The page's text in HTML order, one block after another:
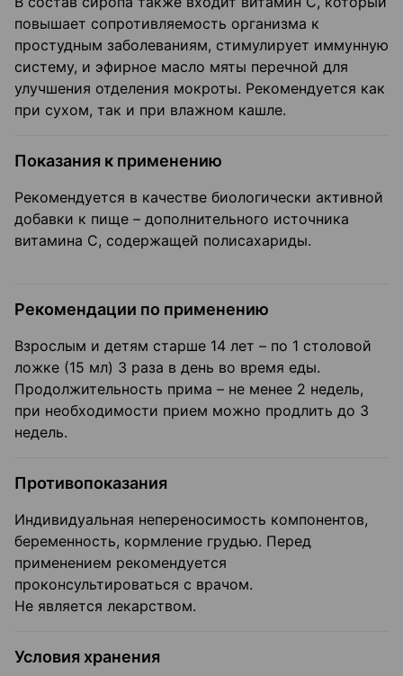
повышает сопротивляемость организма к
простудным заболеваниям, стимулирует иммунную
систему, и эфирное масло мяты перечной для
улучшения отделения мокроты. Рекомендуется как
при сухом, так и при влажном кашле.
Показания к применению
Рекомендуется в качестве биологически активной
добавки к пище – дополнительного источника
витамина С, содержащей полисахариды.
Рекомендации по применению
Взрослым и детям старше 14 лет – по 1 столовой
ложке (15 мл) 3 раза в день во время еды.
Продолжительность прима – не менее 2 недель,
при необходимости прием можно продлить до 3
недель.
Противопоказания
Индивидуальная непереносимость компонентов,
беременность, кормление грудью. Перед
применением рекомендуется
проконсультироваться с врачом.
Не является лекарством.
Условия хранения